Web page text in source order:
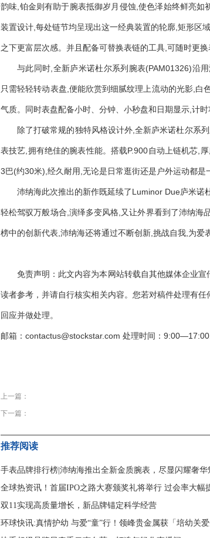
韵味,铂金则有助于腕表抵御岁月侵蚀,使色泽始终鲜亮
装置设计,每处链节均呈现出这一经典装置的轮廓,矩形区
之下更富层次感。并且配备可替换表链的工具,可随时更换
与此同时,全新庐米诺杜尔系列腕表(PAM01326)沿
只需轻轻转动表盘,便能欣赏到细腻纹理上流动的光影,
气质。同时表盘配备小时、分钟、小秒盘和日期显示,计
除了打破常规的独特风格设计外,全新庐米诺杜尔系
表技艺,拥有绝佳的腕表性能。搭载P.900自动上链机芯,
3巴(约30米),经久耐用,无论是日常逛街还是户外运动都是
沛纳海此次推出的新作既延续了Luminor Due庐米
轻松驾驭万般场合,演绎多变风格,又让外界看到了沛纳海
榜中的创新代表,沛纳海还将通过不断创新,挑战自我,为爱
免责声明：此文内容为本网站转载自其他媒体企业
读者参考，并请自行核实相关内容。您若对稿件处理有
回应并做处理。
邮箱：contactus@stockstar.com 处理时间：9:00—17:00
上一篇：
下一篇：
推荐阅读
手表品牌排行榜|沛纳海推出全新金质腕表，尽显闪耀奢华
全球热资讯！首届IPO之路大赛颁奖礼将举行 过会率大幅
双11实现高质量增长，新品牌锚定科学经营
环球快讯:真情护幼 与爱“童”行！领峰贵金属获「培幼关爱